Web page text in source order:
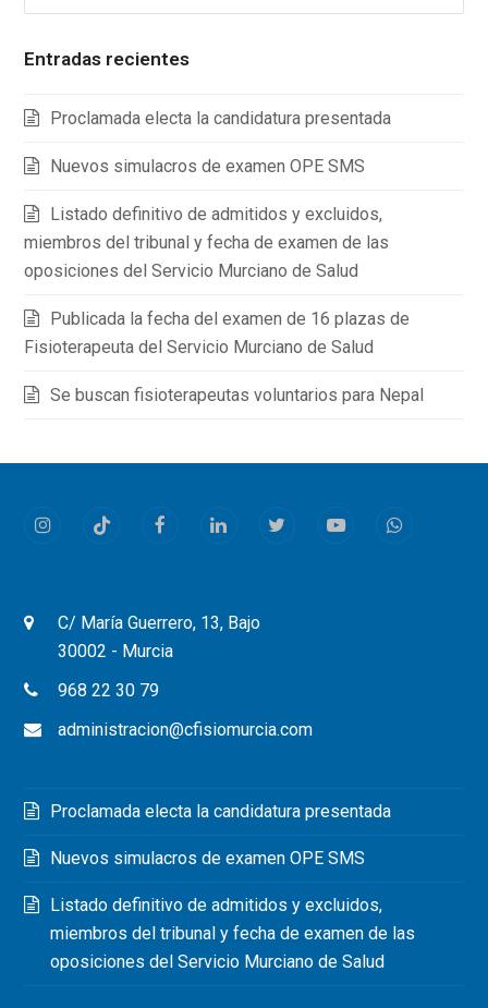
Entradas recientes
Proclamada electa la candidatura presentada
Nuevos simulacros de examen OPE SMS
Listado definitivo de admitidos y excluidos,
miembros del tribunal y fecha de examen de las
oposiciones del Servicio Murciano de Salud
Publicada la fecha del examen de 16 plazas de
Fisioterapeuta del Servicio Murciano de Salud
Se buscan fisioterapeutas voluntarios para Nepal
InstagramTiktok FacebookLinkedInTwitterYoutubeWhatsapp
C/ María Guerrero, 13, Bajo
30002 - Murcia
968 22 30 79
administracion@cfisiomurcia.com
Proclamada electa la candidatura presentada
Nuevos simulacros de examen OPE SMS
Listado definitivo de admitidos y excluidos,
miembros del tribunal y fecha de examen de las
oposiciones del Servicio Murciano de Salud